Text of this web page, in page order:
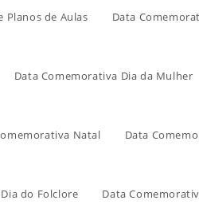
Planos de Aulas Data
Data Comemorativa Dia da Mulher
Natal Data
do Folclore Data